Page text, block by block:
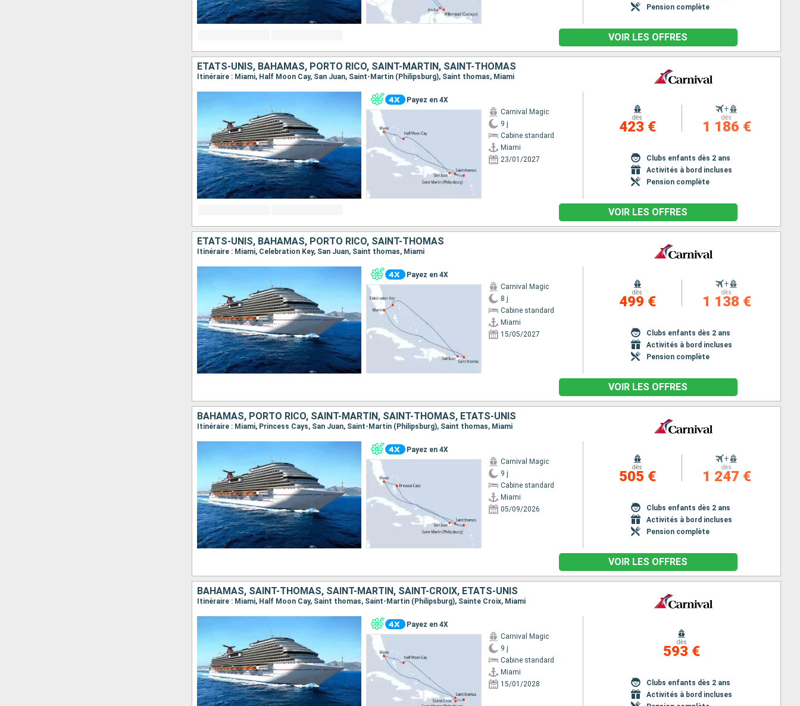
Pension complète
VOIR LES OFFRES
ÉTATS-UNIS, BAHAMAS, PORTO RICO, SAINT-MARTIN, SAINT-THOMAS
Itinéraire : Miami, Half Moon Cay, San Juan, Saint-Martin (Philipsburg), Saint thomas, Miami
Payez en 4X
Carnival Magic
9 j
Cabine standard
Miami
23/01/2027
dès
423 €
+
dès
1 186 €
Clubs enfants dès 2 ans
Activités à bord incluses
Pension complète
VOIR LES OFFRES
ÉTATS-UNIS, BAHAMAS, PORTO RICO, SAINT-THOMAS
Itinéraire : Miami, Celebration Key, San Juan, Saint thomas, Miami
Payez en 4X
Carnival Magic
8 j
Cabine standard
Miami
15/05/2027
dès
499 €
+
dès
1 138 €
Clubs enfants dès 2 ans
Activités à bord incluses
Pension complète
VOIR LES OFFRES
BAHAMAS, PORTO RICO, SAINT-MARTIN, SAINT-THOMAS, ÉTATS-UNIS
Itinéraire : Miami, Princess Cays, San Juan, Saint-Martin (Philipsburg), Saint thomas, Miami
Payez en 4X
Carnival Magic
9 j
Cabine standard
Miami
05/09/2026
dès
505 €
+
dès
1 247 €
Clubs enfants dès 2 ans
Activités à bord incluses
Pension complète
VOIR LES OFFRES
BAHAMAS, SAINT-THOMAS, SAINT-MARTIN, SAINT-CROIX, ÉTATS-UNIS
Itinéraire : Miami, Half Moon Cay, Saint thomas, Saint-Martin (Philipsburg), Sainte Croix, Miami
Payez en 4X
Carnival Magic
9 j
Cabine standard
Miami
15/01/2028
dès
593 €
Clubs enfants dès 2 ans
Activités à bord incluses